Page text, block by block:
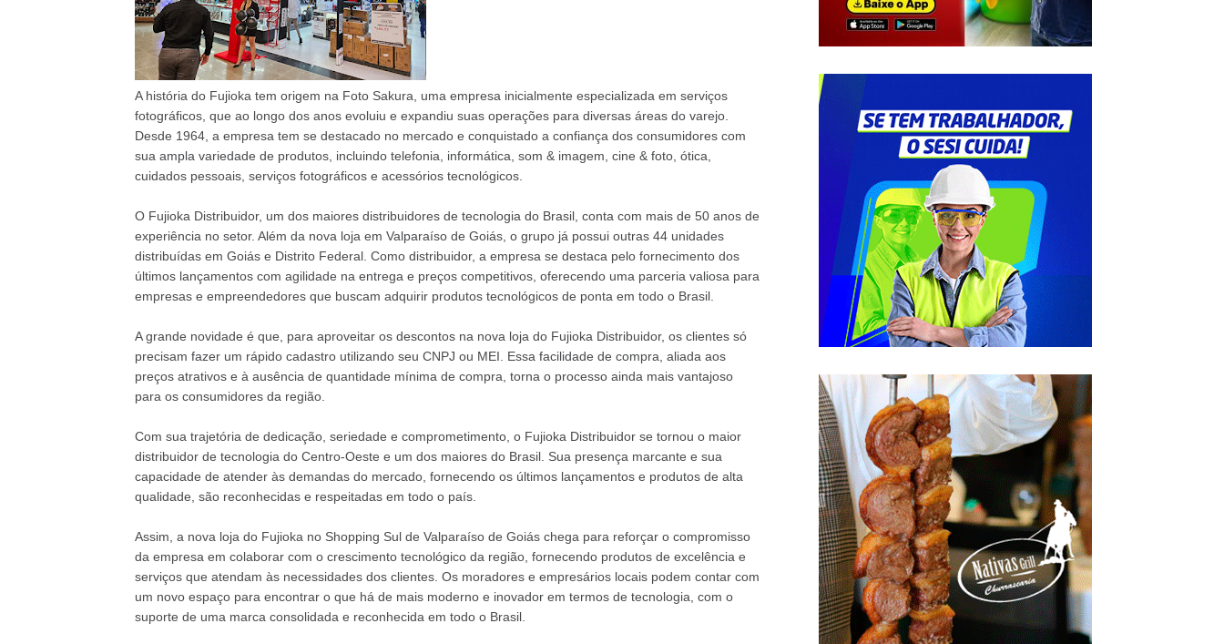
A história do Fujioka tem origem na Foto Sakura, uma empresa inicialmente especializada em serviços
fotográficos, que ao longo dos anos evoluiu e expandiu suas operações para diversas áreas do varejo.
Desde 1964, a empresa tem se destacado no mercado e conquistado a confiança dos consumidores com
sua ampla variedade de produtos, incluindo telefonia, informática, som & imagem, cine & foto, ótica,
cuidados pessoais, serviços fotográficos e acessórios tecnológicos.
O Fujioka Distribuidor, um dos maiores distribuidores de tecnologia do Brasil, conta com mais de 50 anos de
experiência no setor. Além da nova loja em Valparaíso de Goiás, o grupo já possui outras 44 unidades
distribuídas em Goiás e Distrito Federal. Como distribuidor, a empresa se destaca pelo fornecimento dos
últimos lançamentos com agilidade na entrega e preços competitivos, oferecendo uma parceria valiosa para
empresas e empreendedores que buscam adquirir produtos tecnológicos de ponta em todo o Brasil.
A grande novidade é que, para aproveitar os descontos na nova loja do Fujioka Distribuidor, os clientes só
precisam fazer um rápido cadastro utilizando seu CNPJ ou MEI. Essa facilidade de compra, aliada aos
preços atrativos e à ausência de quantidade mínima de compra, torna o processo ainda mais vantajoso
para os consumidores da região.
Com sua trajetória de dedicação, seriedade e comprometimento, o Fujioka Distribuidor se tornou o maior
distribuidor de tecnologia do Centro-Oeste e um dos maiores do Brasil. Sua presença marcante e sua
capacidade de atender às demandas do mercado, fornecendo os últimos lançamentos e produtos de alta
qualidade, são reconhecidas e respeitadas em todo o país.
Assim, a nova loja do Fujioka no Shopping Sul de Valparaíso de Goiás chega para reforçar o compromisso
da empresa em colaborar com o crescimento tecnológico da região, fornecendo produtos de excelência e
serviços que atendam às necessidades dos clientes. Os moradores e empresários locais podem contar com
um novo espaço para encontrar o que há de mais moderno e inovador em termos de tecnologia, com o
suporte de uma marca consolidada e reconhecida em todo o Brasil.